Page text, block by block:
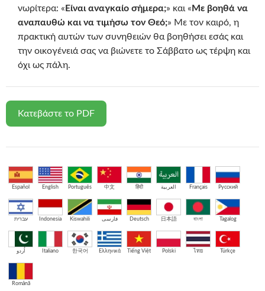
νωρίτερα: « Είναι αναγκαίο σήμερα;» και « Με βοηθά να
αναπαυθώ και να τιμήσω τον Θεό;» Με τον καιρό, η
πρακτική αυτών των συνηθειών θα βοηθήσει εσάς και
την οικογένειά σας να βιώνετε το Σάββατο ως τέρψη και
όχι ως πάλη.
Κατεβάστε το PDF
Español English Português 中文 हिंदी العربية Français Русский
עברית Indonesia Kiswahili فارسی Deutsch 日本語 বাংলা Tagalog
اُردو Italiano 한국어 Ελληνικά Tiếng Việt Polski ไทย Türkçe
Română